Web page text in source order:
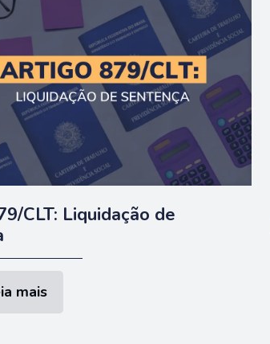
CLT: Liquidação de
mais